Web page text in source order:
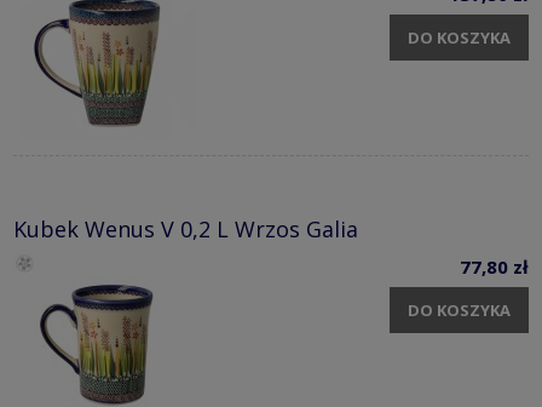
DO KOSZYKA
Kubek Wenus V 0,2 L Wrzos Galia
77,80 zł
DO KOSZYKA